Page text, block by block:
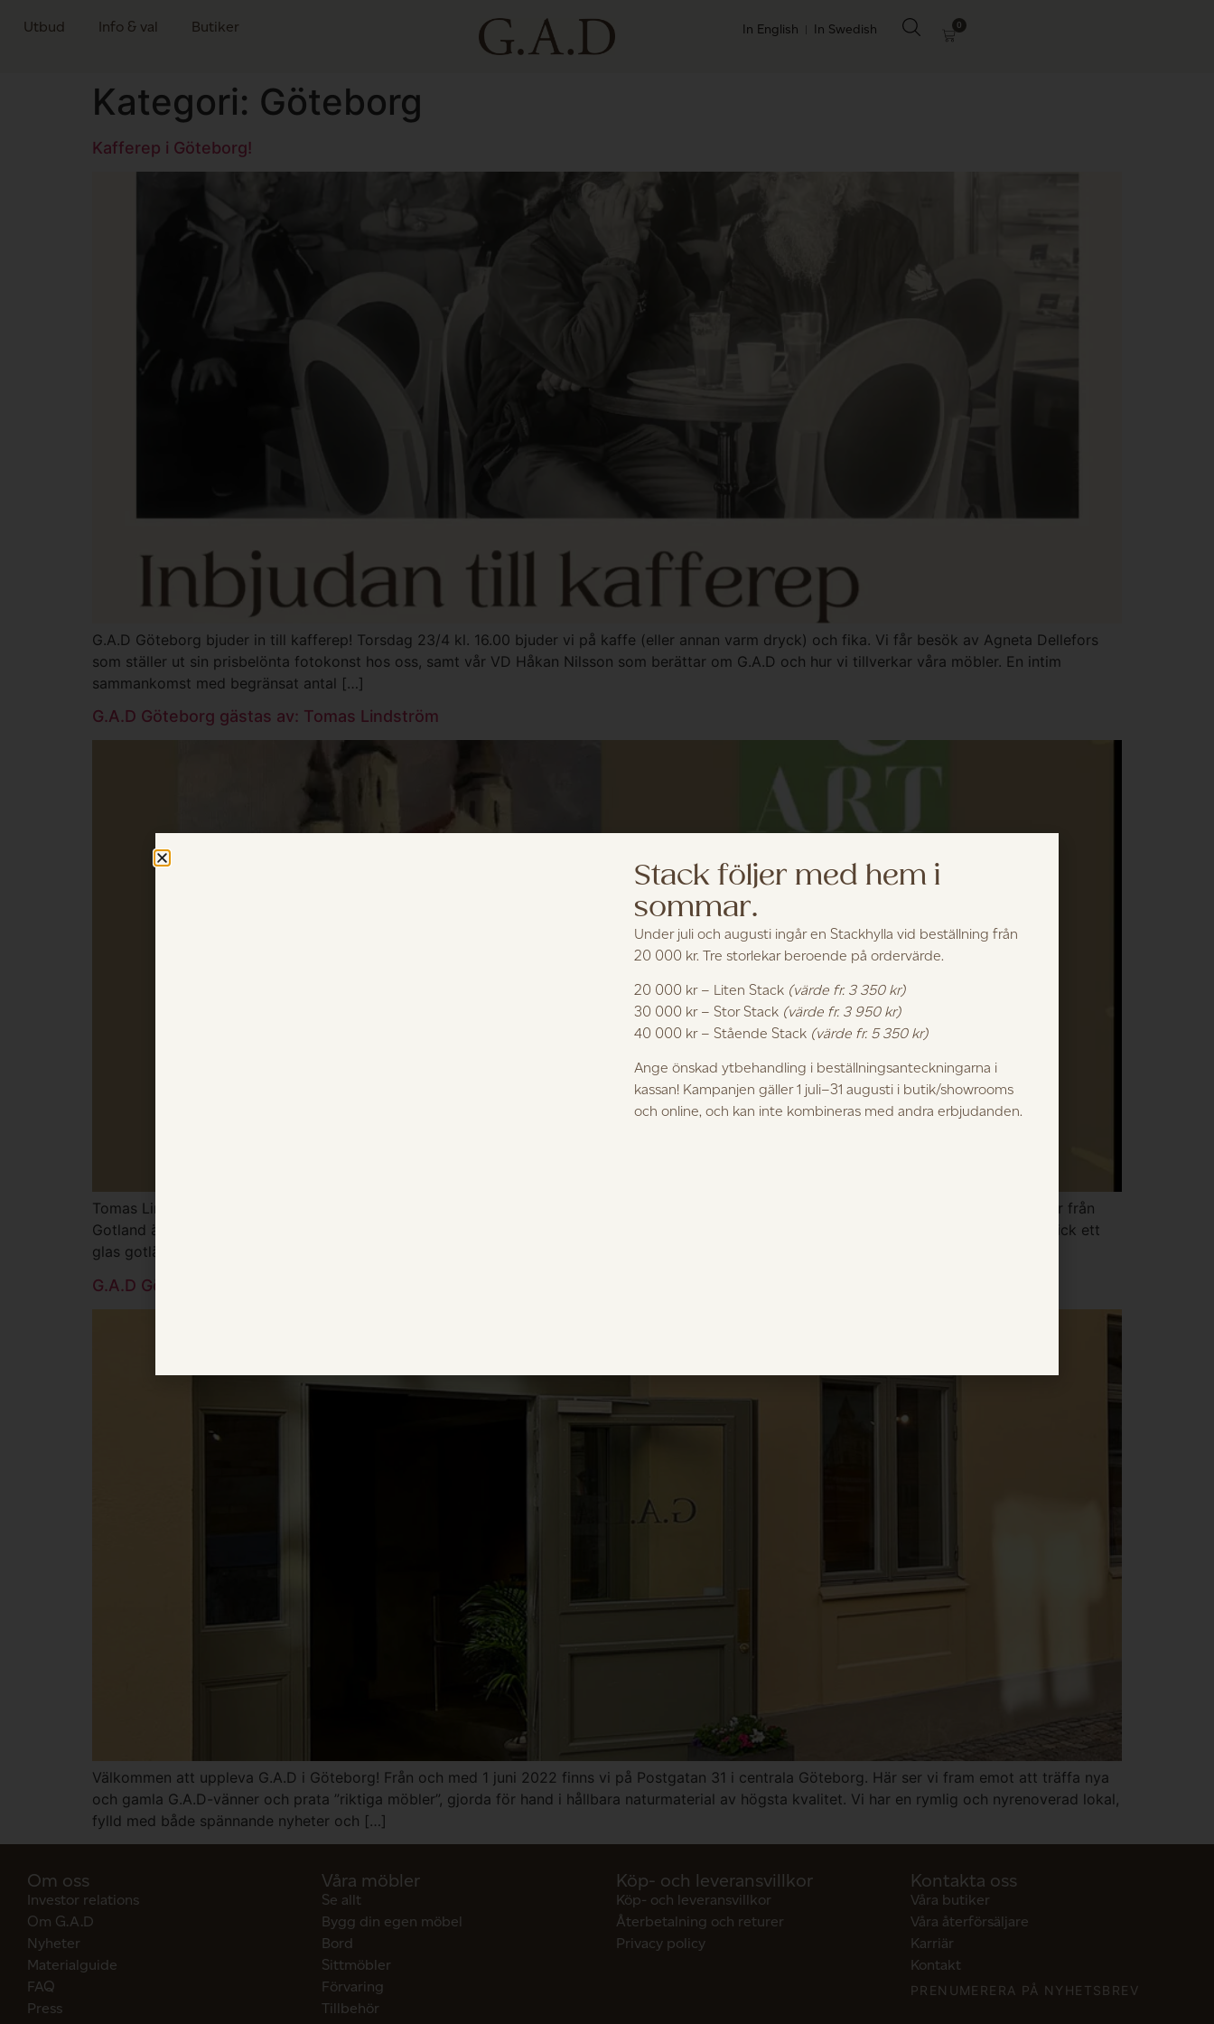
Utbud Info & val Butiker In English In Swedish 0
Kategori: Göteborg
Kafferep i Göteborg!
G.A.D Göteborg bjuder in till kafferep! Torsdag 23/4 kl. 16.00 bjuder vi på kaffe (eller annan varm dryck) och fika. Vi får besök av Agneta Dellefors
som ställer ut sin prisbelönta fotokonst hos oss, samt vår VD Håkan Nilsson som berättar om G.A.D och hur vi tillverkar våra möbler. En intim
sammankomst med begränsat antal […]
G.A.D Göteborg gästas av: Tomas Lindström
Tomas Lindström, konstnär och ägare av Coffee & Art Gotland, visar sin ö-konst hos G.A.D i Göteborg. Byggnader, stockrosor och människor från
Gotland är Tomas bildvärld. Välkomna på vernissage lördagen den 5 april kl. 11-16 på Postgatan 31 i Göteborg. Träffa Tomas och Mimmi – drick ett
glas gotländskt bubbel med oss på G.A.D! Utställningen hänger […]
G.A.D Göteborg – vår nya butik!
Välkommen att uppleva G.A.D i Göteborg! Från och med 1 juni 2022 finns vi på Postgatan 31 i centrala Göteborg. Här ser vi fram emot att träffa nya
och gamla G.A.D-vänner och prata ”riktiga möbler”, gjorda för hand i hållbara naturmaterial av högsta kvalitet. Vi har en rymlig och nyrenoverad lokal,
fylld med både spännande nyheter och […]
Om oss
Investor relations
Om G.A.D
Nyheter
Materialguide
FAQ
Press
Våra möbler
Se allt
Bygg din egen möbel
Bord
Sittmöbler
Förvaring
Tillbehör
Köp- och leveransvillkor
Köp- och leveransvillkor
Återbetalning och returer
Privacy policy
Kontakta oss
Våra butiker
Våra återförsäljare
Karriär
Kontakt
PRENUMERERA PÅ NYHETSBREV
Stack följer med hem i
sommar.
Under juli och augusti ingår en Stackhylla vid beställning från
20 000 kr. Tre storlekar beroende på ordervärde.
20 000 kr – Liten Stack (värde fr. 3 350 kr)
30 000 kr – Stor Stack (värde fr. 3 950 kr)
40 000 kr – Stående Stack (värde fr. 5 350 kr)
Ange önskad ytbehandling i beställningsanteckningarna i
kassan! Kampanjen gäller 1 juli–31 augusti i butik/showrooms
och online, och kan inte kombineras med andra erbjudanden.